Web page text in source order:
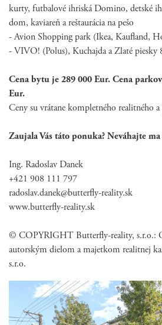
kurty, futbalové ihriská Domino, detské
dom, kaviareň a reštaurácia na pešo
- Avion Shopping park (Ikea, Kaufland,
- VIVO! (Polus), Kuchajda a Zlaté piesky
Cena bytu je 289 000 Eur. Cena
Eur.
Ceny su vrátane kompletného realitného a
Zaujala Vás táto ponuka? Neváhajte
Ing. Radoslav Danek
+421 908 111 797
radoslav.danek@butterfly-reality.sk
www.butterfly-reality.sk
© COPYRIGHT Butterfly-reality, s.r.o.:
autorským dielom a majetkom realitnej
s.r.o.